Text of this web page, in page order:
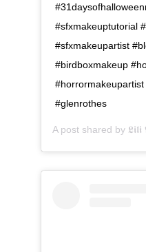
#sfxmakeuptutorial
#sfxmakeupartist
#birdboxmakeup
#glenrothes
A post shared by